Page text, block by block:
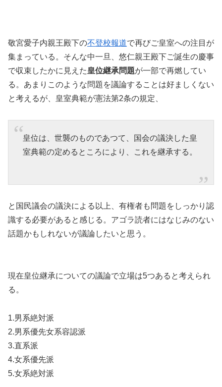
敬宮愛子内親王殿下の不登校報道で再びご皇室への注目が
集まっている。そんな中一旦、悠仁親王殿下ご誕生の慶事
で収束したかに見えた皇位継承問題が一部で再燃してい
る。あまりこのような問題を議論することは好ましくない
と考えるが、皇室典範が憲法第2条の規定、
皇位は、世襲のものであつて、国会の議決した皇
室典範の定めるところにより、これを継承する。
と国民議会の議決による以上、有権者も問題をしっかり認
識する必要があると感じる。アゴラ読者にはなじみのない
話題かもしれないが議論したいと思う。
現在皇位継承についての議論で立場は5つあると考えられ
る。
1.男系絶対派
2.男系優先女系容認派
3.直系派
4.女系優先派
5.女系絶対派